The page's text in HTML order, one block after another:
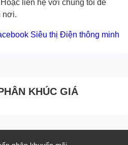
nơi.
Siêu thị Điện thông minh
KHÚC GIÁ